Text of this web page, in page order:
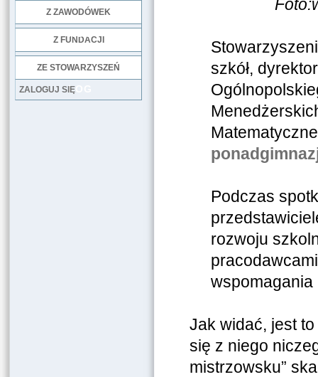
Z ZAWODÓWEK
Z FUNDACJI
ZE STOWARZYSZEŃ
LOG
ZALOGUJ SIĘ
szkół,
Podczas
rozwoju
wspomagania
Jak widać, jest
się z niego
mistrzowsku”